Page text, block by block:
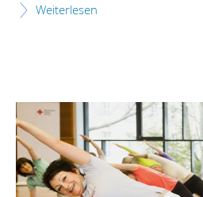
Weiterlesen